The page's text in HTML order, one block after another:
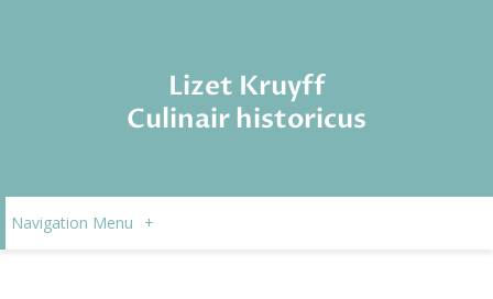
Lizet Kruyff
Culinair historicus
Navigation Menu +